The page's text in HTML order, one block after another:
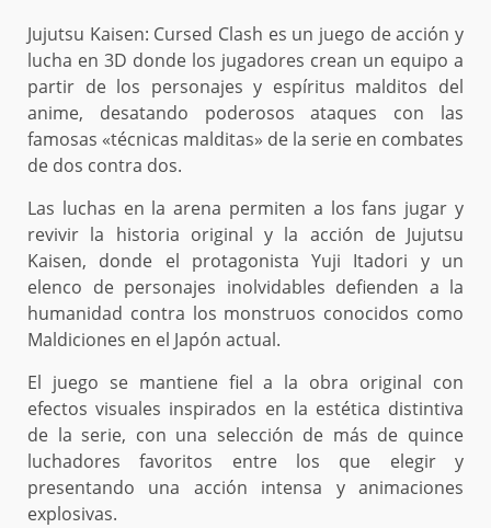
Jujutsu Kaisen: Cursed Clash es un juego de acción y
lucha en 3D donde los jugadores crean un equipo a
partir de los personajes y espíritus malditos del
anime, desatando poderosos ataques con las
famosas «técnicas malditas» de la serie en combates
de dos contra dos.
Las luchas en la arena permiten a los fans jugar y
revivir la historia original y la acción de Jujutsu
Kaisen, donde el protagonista Yuji Itadori y un
elenco de personajes inolvidables defienden a la
humanidad contra los monstruos conocidos como
Maldiciones en el Japón actual.
El juego se mantiene fiel a la obra original con
efectos visuales inspirados en la estética distintiva
de la serie, con una selección de más de quince
luchadores favoritos entre los que elegir y
presentando una acción intensa y animaciones
explosivas.